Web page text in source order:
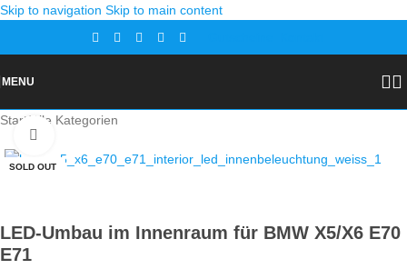
Skip to navigation Skip to main content
MENU
Start/ Alle Kategorien
SOLD OUT
LED-Umbau im Innenraum für BMW X5/X6 E70
E71